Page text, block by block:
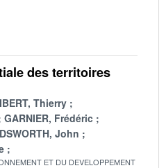
des territoires
Thierry
GARNIER, Frédéric
John
ET DU DEVELOPPEMENT